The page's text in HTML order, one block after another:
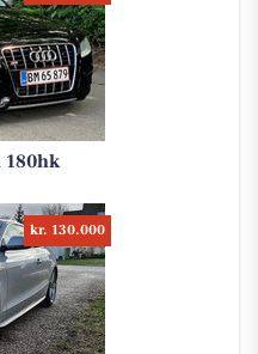
180hk
kr. 130.000